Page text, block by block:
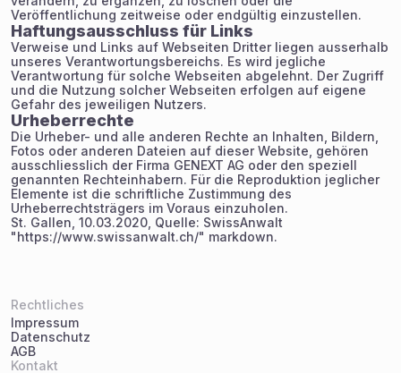
Veröffentlichung zeitweise oder endgültig einzustellen.
Haftungsausschluss für Links
Verweise und Links auf Webseiten Dritter liegen ausserhalb
unseres Verantwortungsbereichs. Es wird jegliche
Verantwortung für solche Webseiten abgelehnt. Der Zugriff
und die Nutzung solcher Webseiten erfolgen auf eigene
Gefahr des jeweiligen Nutzers.
Urheberrechte
Die Urheber- und alle anderen Rechte an Inhalten, Bildern,
Fotos oder anderen Dateien auf dieser Website, gehören
ausschliesslich der Firma GENEXT AG oder den speziell
genannten Rechteinhabern. Für die Reproduktion jeglicher
Elemente ist die schriftliche Zustimmung des
Urheberrechtsträgers im Voraus einzuholen.
St. Gallen, 10.03.2020, Quelle: SwissAnwalt
"https://www.swissanwalt.ch/" markdown.
Rechtliches
Impressum
Datenschutz
AGB
Kontakt